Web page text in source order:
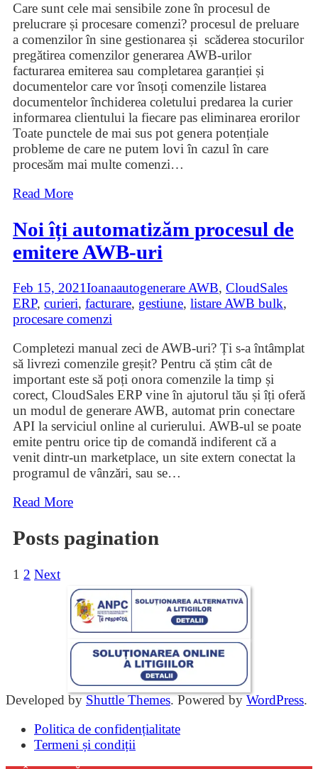
Care sunt cele mai sensibile zone în procesul de
prelucrare și procesare comenzi? procesul de preluare
a comenzilor în sine gestionarea și scăderea stocurilor
pregătirea comenzilor generarea AWB-urilor
facturarea emiterea sau completarea garanției și
documentelor care vor însoți comenzile listarea
documentelor închiderea coletului predarea la curier
informarea clientului la fiecare pas eliminarea erorilor
Toate punctele de mai sus pot genera potențiale
probleme de care ne putem lovi în cazul în care
procesăm mai multe comenzi…
Read More
Noi îți automatizăm procesul de
emitere AWB-uri
Feb 15, 2021Ioanaautogenerare AWB, CloudSales
ERP, curieri, facturare, gestiune, listare AWB bulk,
procesare comenzi
Completezi manual zeci de AWB-uri? Ți s-a întâmplat
să livrezi comenzile greșit? Pentru că știm cât de
important este să poți onora comenzile la timp și
corect, CloudSales ERP vine în ajutorul tău și îți oferă
un modul de generare AWB, automat prin conectare
API la serviciul online al curierului. AWB-ul se poate
emite pentru orice tip de comandă indiferent că a
venit dintr-un marketplace, un site extern conectat la
programul de vânzări, sau se…
Read More
Posts pagination
1 2 Next
Developed by Shuttle Themes. Powered by WordPress.
Politica de confidențialitate
Termeni și condiții